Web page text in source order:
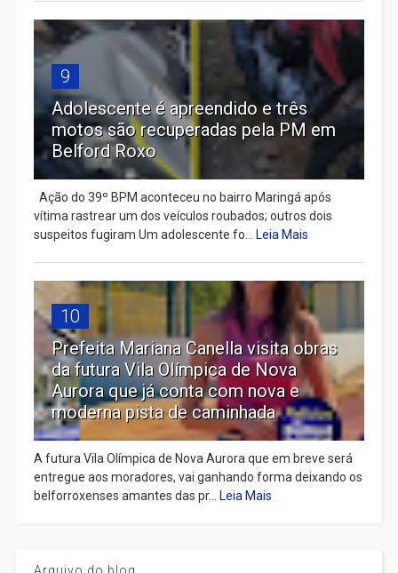
9
Adolescente é apreendido e três
motos são recuperadas pela PM em
Belford Roxo
Ação do 39º BPM aconteceu no bairro Maringá após
vítima rastrear um dos veículos roubados; outros dois
suspeitos fugiram Um adolescente fo...
Leia Mais
10
Prefeita Mariana Canella visita obras
da futura Vila Olímpica de Nova
Aurora que já conta com nova e
moderna pista de caminhada
A futura Vila Olímpica de Nova Aurora que em breve será
entregue aos moradores, vai ganhando forma deixando os
belforroxenses amantes das pr...
Leia Mais
Arquivo do blog